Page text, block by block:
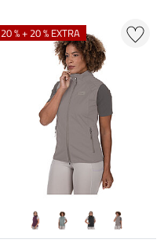
20 % + 20 % EXTRA